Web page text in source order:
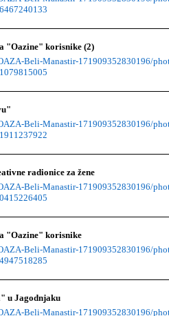
"Oazine" korisnike (2)
Beli-Manastir-171909352830196/
Beli-Manastir-171909352830196/
radionice za žene
Beli-Manastir-171909352830196/
"Oazine" korisnike
Beli-Manastir-171909352830196/
u Jagodnjaku
Beli-Manastir-171909352830196/